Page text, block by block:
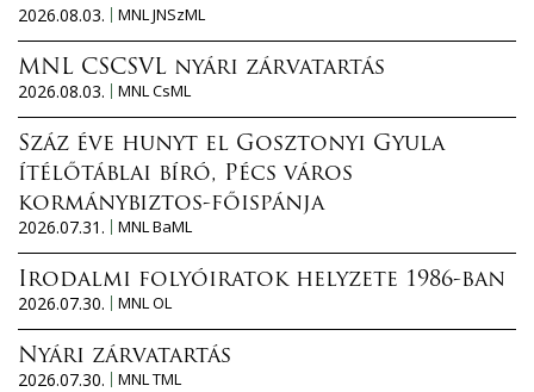
2026.08.03.
MNL JNSzML
MNL CSCSVL nyári zárvatartás
2026.08.03.
MNL CsML
Száz éve hunyt el Gosztonyi Gyula
ítélőtáblai bíró, Pécs város
kormánybiztos-főispánja
2026.07.31.
MNL BaML
Irodalmi folyóiratok helyzete 1986-ban
2026.07.30.
MNL OL
Nyári zárvatartás
2026.07.30.
MNL TML